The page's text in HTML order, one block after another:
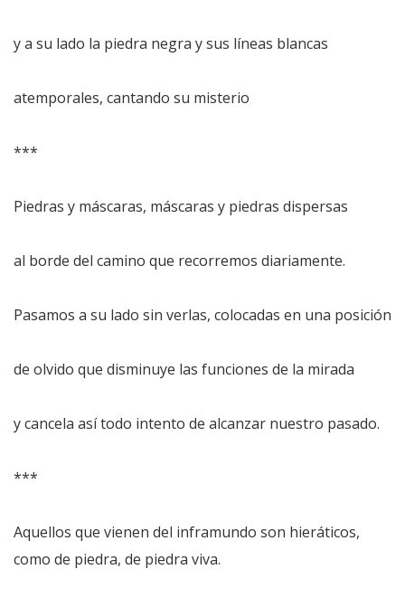
y a su lado la piedra negra y sus líneas blancas
atemporales, cantando su misterio
***
Piedras y máscaras, máscaras y piedras dispersas
al borde del camino que recorremos diariamente.
Pasamos a su lado sin verlas, colocadas en una posición
de olvido que disminuye las funciones de la mirada
y cancela así todo intento de alcanzar nuestro pasado.
***
Aquellos que vienen del inframundo son hieráticos,
como de piedra, de piedra viva.